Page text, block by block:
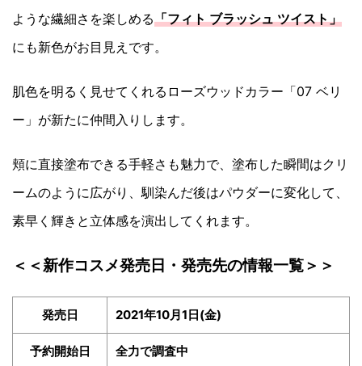
ような繊細さを楽しめる「フィト ブラッシュ ツイスト」
にも新色がお目見えです。
肌色を明るく見せてくれるローズウッドカラー「07 ベリ
ー」が新たに仲間入りします。
頬に直接塗布できる手軽さも魅力で、塗布した瞬間はクリ
ームのように広がり、馴染んだ後はパウダーに変化して、
素早く輝きと立体感を演出してくれます。
＜＜新作コスメ発売日・発売先の情報一覧＞＞
発売日 2021年10月1日(金)
予約開始日 全力で調査中